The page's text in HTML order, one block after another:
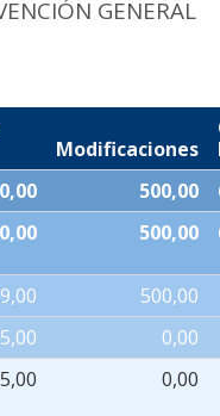
GENERAL
Modificaciones
500,00
500,00
500,00
0,00
0,00